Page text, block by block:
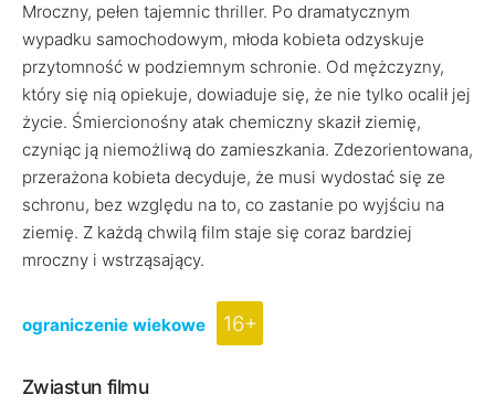
Mroczny, pełen tajemnic thriller. Po dramatycznym
wypadku samochodowym, młoda kobieta odzyskuje
przytomność w podziemnym schronie. Od mężczyzny,
który się nią opiekuje, dowiaduje się, że nie tylko ocalił jej
życie. Śmiercionośny atak chemiczny skaził ziemię,
czyniąc ją niemożliwą do zamieszkania. Zdezorientowana,
przerażona kobieta decyduje, że musi wydostać się ze
schronu, bez względu na to, co zastanie po wyjściu na
ziemię. Z każdą chwilą film staje się coraz bardziej
mroczny i wstrząsający.
ograniczenie wiekowe 16+
Zwiastun filmu